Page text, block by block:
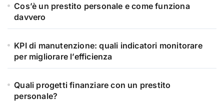
Cos’è un prestito personale e come funziona
davvero
KPI di manutenzione: quali indicatori monitorare
per migliorare l’efficienza
Quali progetti finanziare con un prestito
personale?